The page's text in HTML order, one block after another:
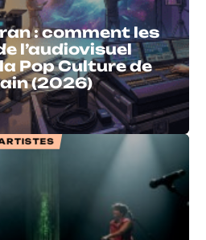
: comment les
l’audiovisuel
Pop Culture de
(2026)